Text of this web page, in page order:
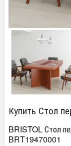
Купить Стол
BRISTOL Стол
BRT19470001